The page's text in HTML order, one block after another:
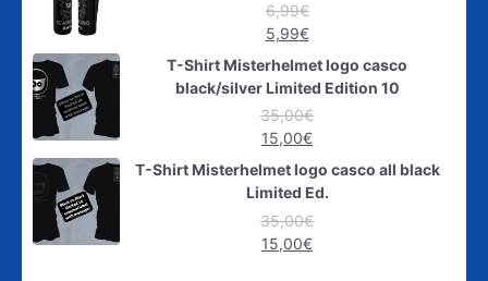
6,99€
5,99€
T-Shirt Misterhelmet logo casco
black/silver Limited Edition 10
35,00€
15,00€
T-Shirt Misterhelmet logo casco all black
Limited Ed.
35,00€
15,00€